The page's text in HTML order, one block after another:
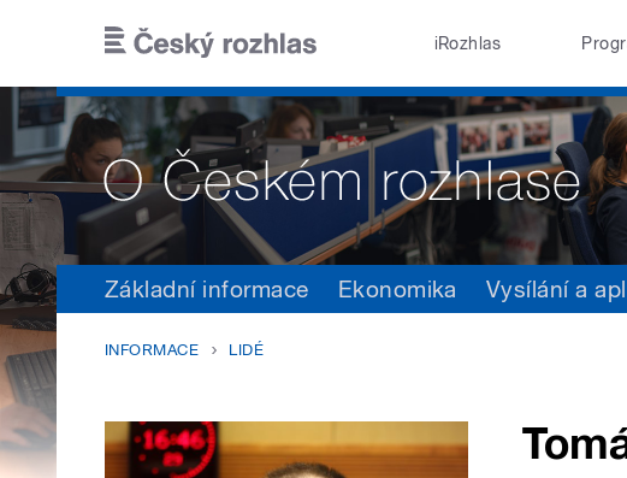
iRozhlas
Základní informace Ekonomika Vysílání a
INFORMACE LIDÉ